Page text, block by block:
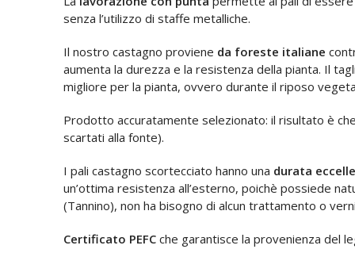
senza l’utilizzo di staffe metalliche.
Il nostro castagno proviene da foreste italiane
aumenta la durezza e la resistenza della pianta. Il
migliore per la pianta, ovvero durante il riposo
Prodotto accuratamente selezionato: il risultato è che
scartati alla fonte).
I pali castagno scortecciato hanno una durata
un’ottima resistenza all’esterno, poichè possiede
(Tannino), non ha bisogno di alcun trattamento o
Certificato PEFC che garantisce la provenienza del